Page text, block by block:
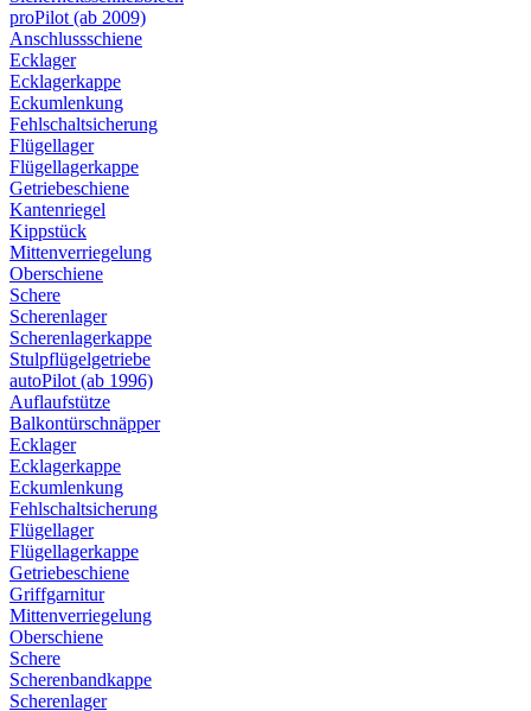
proPilot (ab 2009)
Anschlussschiene
Ecklager
Ecklagerkappe
Eckumlenkung
Fehlschaltsicherung
Flügellager
Flügellagerkappe
Getriebeschiene
Kantenriegel
Kippstück
Mittenverriegelung
Oberschiene
Schere
Scherenlager
Scherenlagerkappe
Stulpflügelgetriebe
autoPilot (ab 1996)
Auflaufstütze
Balkontürschnäpper
Ecklager
Ecklagerkappe
Eckumlenkung
Fehlschaltsicherung
Flügellager
Flügellagerkappe
Getriebeschiene
Griffgarnitur
Mittenverriegelung
Oberschiene
Schere
Scherenbandkappe
Scherenlager